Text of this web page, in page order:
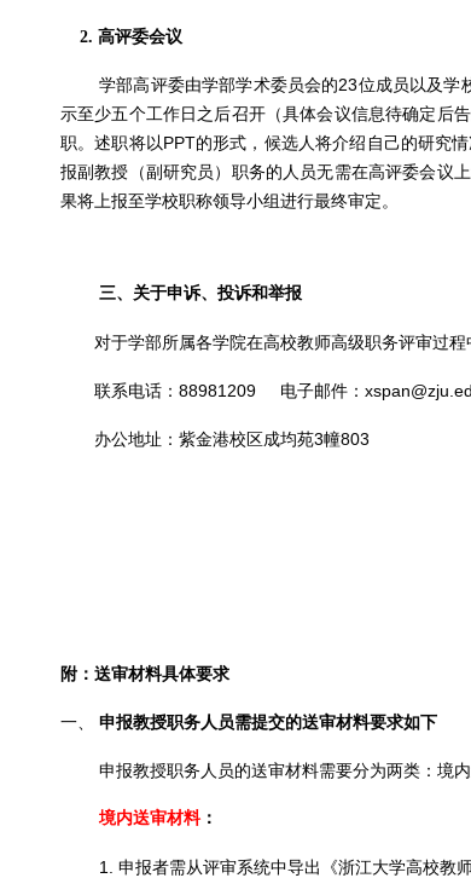
2. 高评委会议
学部高评委由学部学术委员会的23位成员以及学
示至少五个工作日之后召开（具体会议信息待确定后
职。述职将以PPT的形式，候选人将介绍自己的研究
报副教授（副研究员）职务的人员无需在高评委会议
果将上报至学校职称领导小组进行最终审定。
三、关于申诉、投诉和举报
对于学部所属各学院在高校教师高级职务评审过
联系电话： 88981209 电子邮件 ：
办公地址：紫金港校区成均苑3幢803
附：送审材料具体要求
一、 申报教授职务人员需提交的送审材料要求如下
申报教授职务人员的送审材料需要分为两类：境
境内送审材料：
1. 申报者需从评审系统中导出《浙江大学高校教